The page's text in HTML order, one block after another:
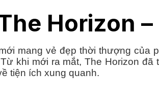
Horizon –
mang vẻ đẹp thời thượng của
khi mới ra mắt, The Horizon đã
tiện ích xung quanh.